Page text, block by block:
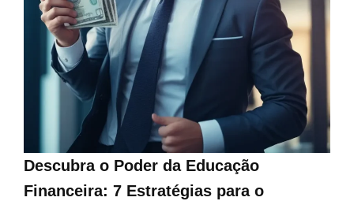
Descubra o Poder da Educação
Financeira: 7 Estratégias para o